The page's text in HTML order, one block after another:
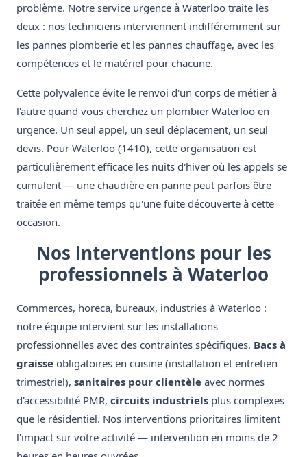
problème. Notre service urgence à Waterloo traite les
deux : nos techniciens interviennent indifféremment sur
les pannes plomberie et les pannes chauffage, avec les
compétences et le matériel pour chacune.
Cette polyvalence évite le renvoi d'un corps de métier à
l'autre quand vous cherchez un plombier Waterloo en
urgence. Un seul appel, un seul déplacement, un seul
devis. Pour Waterloo (1410), cette organisation est
particulièrement efficace les nuits d'hiver où les appels se
cumulent — une chaudière en panne peut parfois être
traitée en même temps qu'une fuite découverte à cette
occasion.
Nos interventions pour les
professionnels à Waterloo
Commerces, horeca, bureaux, industries à Waterloo :
notre équipe intervient sur les installations
professionnelles avec des contraintes spécifiques. Bacs à
graisse obligatoires en cuisine (installation et entretien
trimestriel), sanitaires pour clientèle avec normes
d'accessibilité PMR, circuits industriels plus complexes
que le résidentiel. Nos interventions prioritaires limitent
l'impact sur votre activité — intervention en moins de 2